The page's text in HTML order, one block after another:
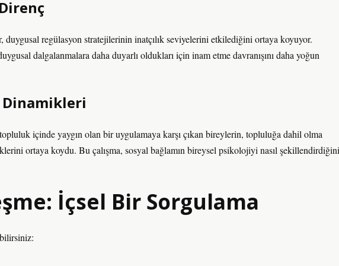
duygusal regülasyon stratejilerinin inatçılık seviyelerini etkilediğini ortaya koyuyor.
dalgalanmalara daha duyarlı oldukları için inam etme davranışını daha yoğun
Dinamikleri
içinde yaygın olan bir uygulamaya karşı çıkan bireylerin, topluluğa dahil olma
ortaya koydu. Bu çalışma, sosyal bağlamın bireysel psikolojiyi nasıl şekillendirdiğini
İçsel Bir Sorgulama